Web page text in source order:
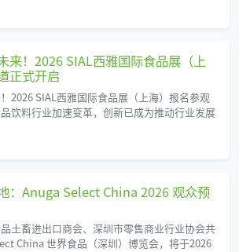
来！2026 SIAL西雅国际食品展（上
正式开启
2026 SIAL西雅国际食品展（上海）报名参观
饮料行业加速变革，创新已成为推动行业发展
：Anuga Select China 2026 观众预
土畜进出口商会、深圳市零售商业行业协会共
China 世界食品（深圳）博览会，将于2026